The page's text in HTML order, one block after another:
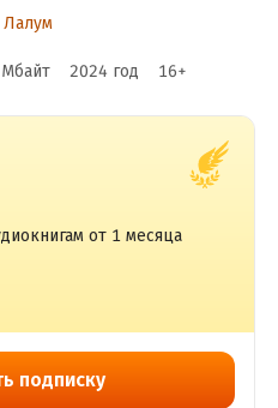
Лалум
2024 год 16+
от 1 месяца
подписку